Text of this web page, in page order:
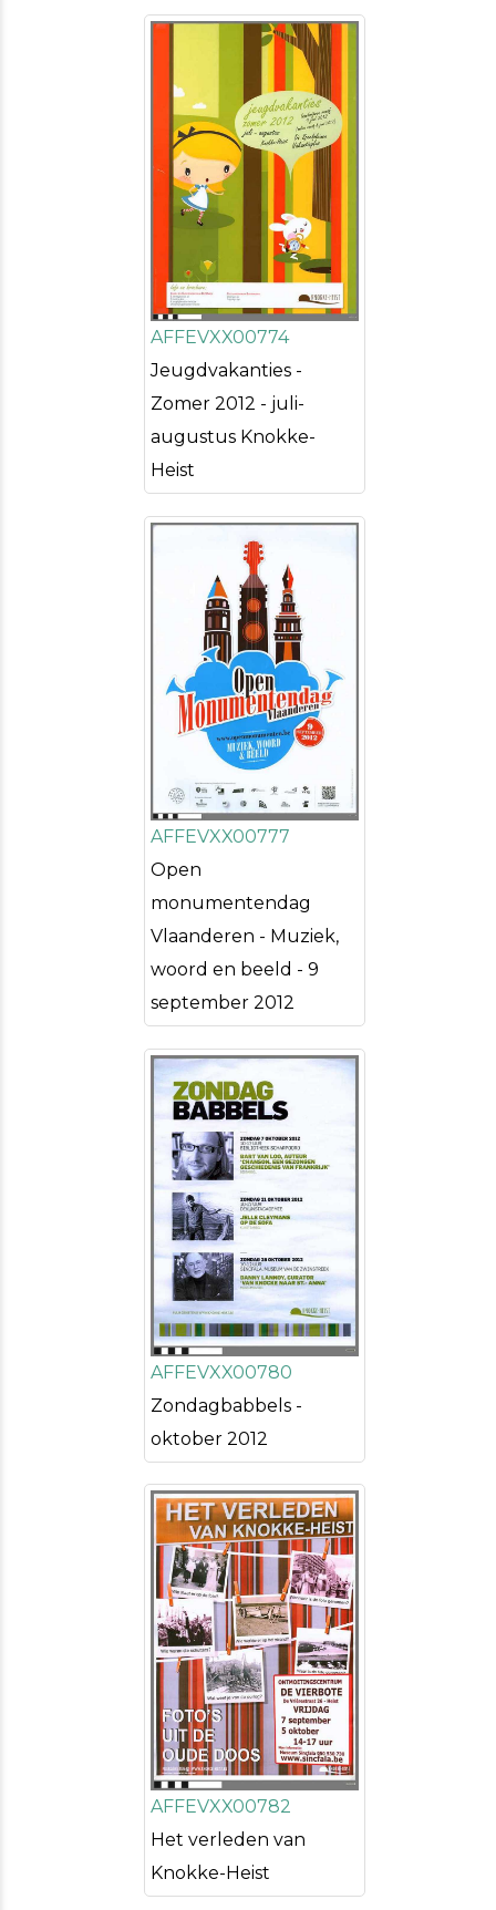
AFFEVXX00774
Jeugdvakanties -
Zomer 2012 - juli-
augustus Knokke-
Heist
AFFEVXX00777
Open
monumentendag
Vlaanderen - Muziek,
woord en beeld - 9
september 2012
AFFEVXX00780
Zondagbabbels -
oktober 2012
AFFEVXX00782
Het verleden van
Knokke-Heist